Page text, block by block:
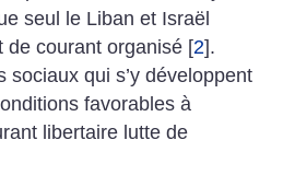
seul le Liban et Israël
de courant organisé [2].
sociaux qui s’y développent
favorables à
libertaire lutte de